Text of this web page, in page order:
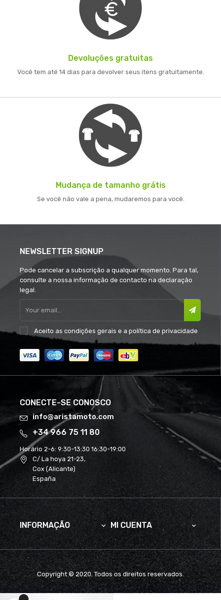
Devoluções gratuitas
Você tem até 14 dias para devolver seus itens gratuitamente.
Mudança de tamanho grátis
Se você não vale a pena, mudaremos para você.
NEWSLETTER SIGNUP
Pode cancelar a subscrição a qualquer momento. Para tal,
consulte a nossa informação de contacto na declaração
legal.
Aceito as condições gerais e a política de privacidade
CONECTE-SE CONOSCO
info@aristamoto.com
+34 966 75 11 80
Horário 2-6: 9:30-13:30 16:30-19:00
C/ La hoya 21-23,
Cox (Alicante)
España
INFORMAÇÃO  MI CUENTA 
Copyright © 2020. Todos os direitos reservados.